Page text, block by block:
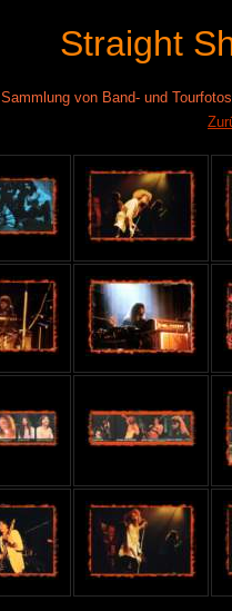
Straight
Sammlung von Band- und